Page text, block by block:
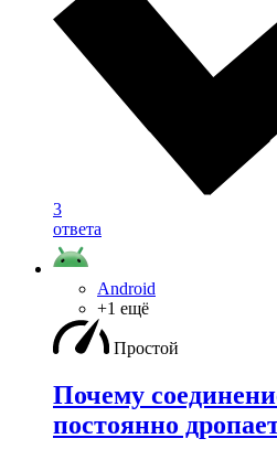
3
ответа
Android
+1 ещё
Простой
Почему
постоянно